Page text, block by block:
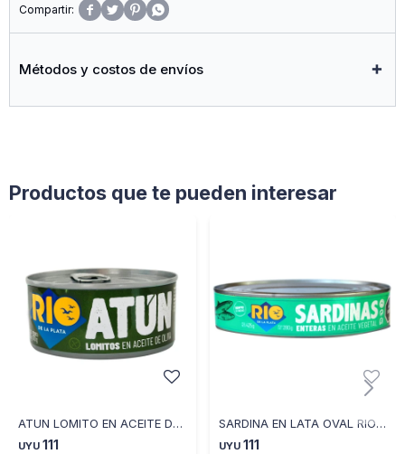
   
Métodos y costos de envíos
Productos que te pueden interesar
ATUN LOMITO EN ACEITE DE OLIVA RIO DE LA PLATA 170 GR
UYU 111
SARDINA EN LATA OVAL RIO DE LA PLATA 425 GR
UYU 111